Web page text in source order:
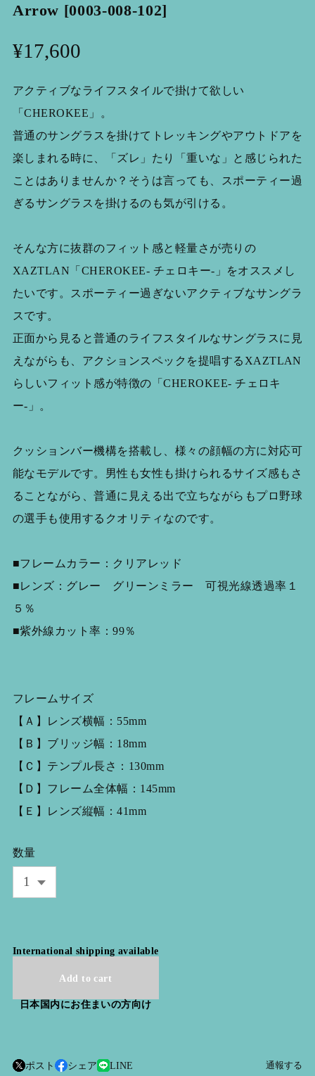
Arrow [0003-008-102]
¥17,600
アクティブなライフスタイルで掛けて欲しい
「CHEROKEE」。
普通のサングラスを掛けてトレッキングやアウトドアを
楽しまれる時に、「ズレ」たり「重いな」と感じられた
ことはありませんか？そうは言っても、スポーティー過
ぎるサングラスを掛けるのも気が引ける。
そんな方に抜群のフィット感と軽量さが売りの
XAZTLAN「CHEROKEE- チェロキー-」をオススメし
たいです。スポーティー過ぎないアクティブなサングラ
スです。
正面から見ると普通のライフスタイルなサングラスに見
えながらも、アクションスペックを提唱するXAZTLAN
らしいフィット感が特徴の「CHEROKEE- チェロキ
ー-」。
クッションバー機構を搭載し、様々の顔幅の方に対応可
能なモデルです。男性も女性も掛けられるサイズ感もさ
ることながら、普通に見える出で立ちながらもプロ野球
の選手も使用するクオリティなのです。
■フレームカラー：クリアレッド
■レンズ：グレー グリーンミラー 可視光線透過率１
５％
■紫外線カット率：99％
フレームサイズ
【Ａ】レンズ横幅：55mm
【Ｂ】ブリッジ幅：18mm
【Ｃ】テンプル長さ：130mm
【Ｄ】フレーム全体幅：145mm
【Ｅ】レンズ縦幅：41mm
数量
International shipping available
Add to cart
日本国内にお住まいの方向け
ポスト シェア LINE 通報する